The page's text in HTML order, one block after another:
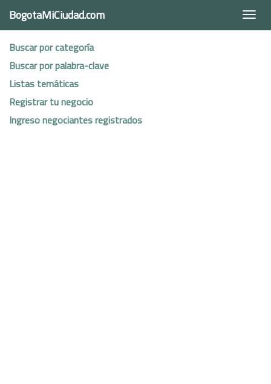
BogotaMiCiudad.com
Buscar por categoría
Buscar por palabra-clave
Listas temáticas
Registrar tu negocio
Ingreso negociantes registrados